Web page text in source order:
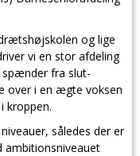
og lige
vi en stor afdeling
spænder fra slut-
over i en ægte voksen
kroppen.
således der er
ambitionsniveauet